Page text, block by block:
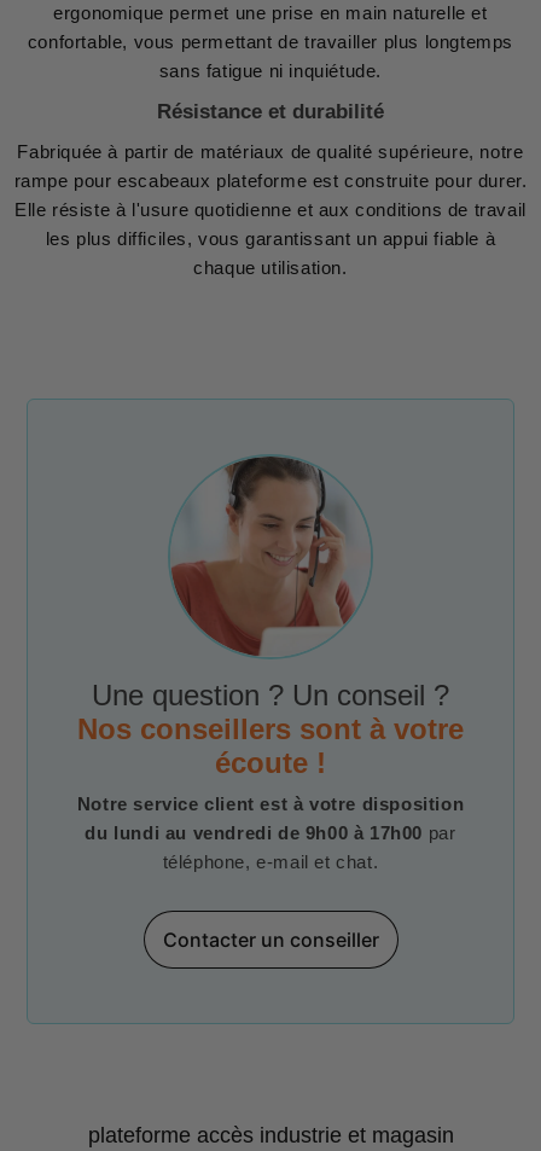
ergonomique permet une prise en main naturelle et
confortable, vous permettant de travailler plus longtemps
sans fatigue ni inquiétude.
Résistance et durabilité
Fabriquée à partir de matériaux de qualité supérieure, notre
rampe pour escabeaux plateforme est construite pour durer.
Elle résiste à l'usure quotidienne et aux conditions de travail
les plus difficiles, vous garantissant un appui fiable à
chaque utilisation.
Une question ? Un conseil ?
Nos conseillers sont à votre
écoute !
Notre service client est à votre disposition
du lundi au vendredi de 9h00 à 17h00 par
téléphone, e-mail et chat.
Contacter un conseiller
plateforme accès industrie et magasin